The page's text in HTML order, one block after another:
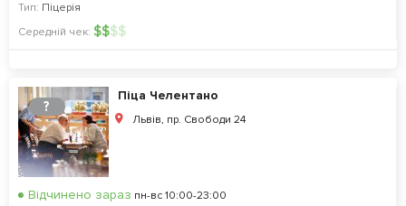
Тип: Піцерія
Середній чек: $$$$
?
Піца Челентано
Львів, пр. Свободи 24
Відчинено зараз пн-вс 10:00-23:00